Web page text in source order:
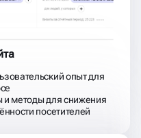
опыт для
и методы для снижения
посетителей